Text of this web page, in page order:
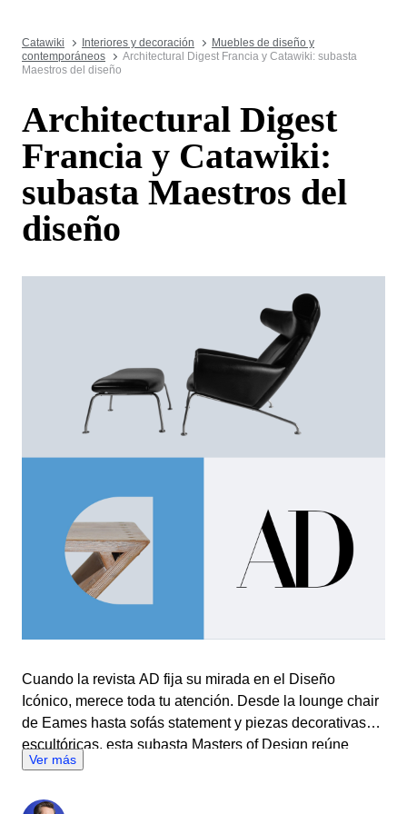
Catawiki Interiores y decoración
Muebles de diseño y
contemporáneos
Architectural Digest Francia y Catawiki: subasta
Maestros del diseño
Architectural Digest
Francia y Catawiki:
subasta Maestros del
diseño
Cuando la revista AD fija su mirada en el Diseño
Icónico, merece toda tu atención. Desde la lounge chair
de Eames hasta sofás statement y piezas decorativas
escultóricas, esta subasta Masters of Design reúne
obras que han marcado la historia del interiorismo. Una
diseño no sigue tendencias: es atemporal. Puja por los
Ver más